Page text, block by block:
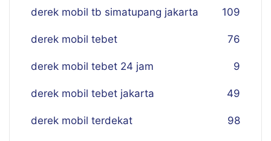
derek mobil tb simatupang jakarta 109
derek mobil tebet 76
derek mobil tebet 24 jam 9
derek mobil tebet jakarta 49
derek mobil terdekat 98